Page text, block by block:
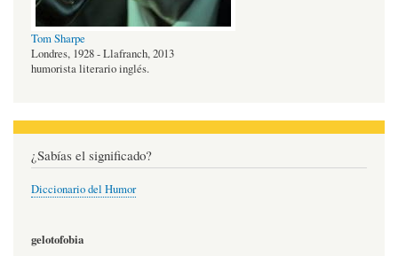
Tom Sharpe
Londres, 1928 - Llafranch, 2013
humorista literario inglés.
¿Sabías el significado?
Diccionario del Humor
gelotofobia